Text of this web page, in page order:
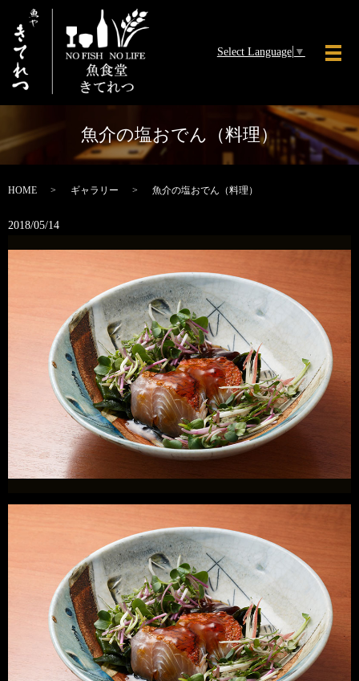
Select Language ▼
メ
魚介の塩おでん（料理）
HOME ギャラリー 魚介の塩おでん（料理）
2018/05/14